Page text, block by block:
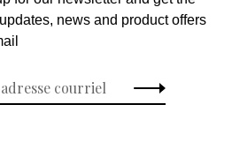
news and product offers